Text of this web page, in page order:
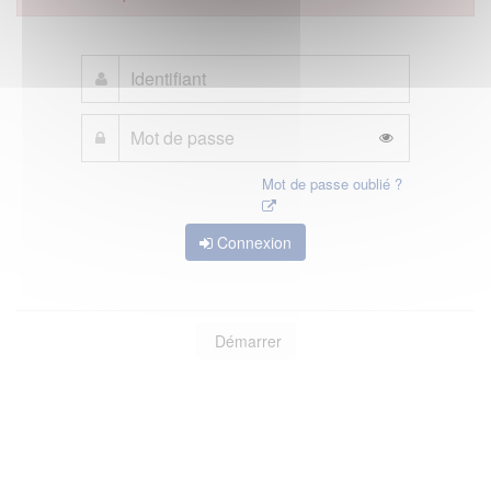
Mot de passe oublié ?
Connexion
Démarrer